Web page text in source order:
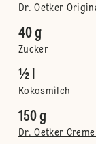
Dr. Oetker
40 g
Zucker
½ l
Kokosmilch
150 g
Dr. Oetker Creme